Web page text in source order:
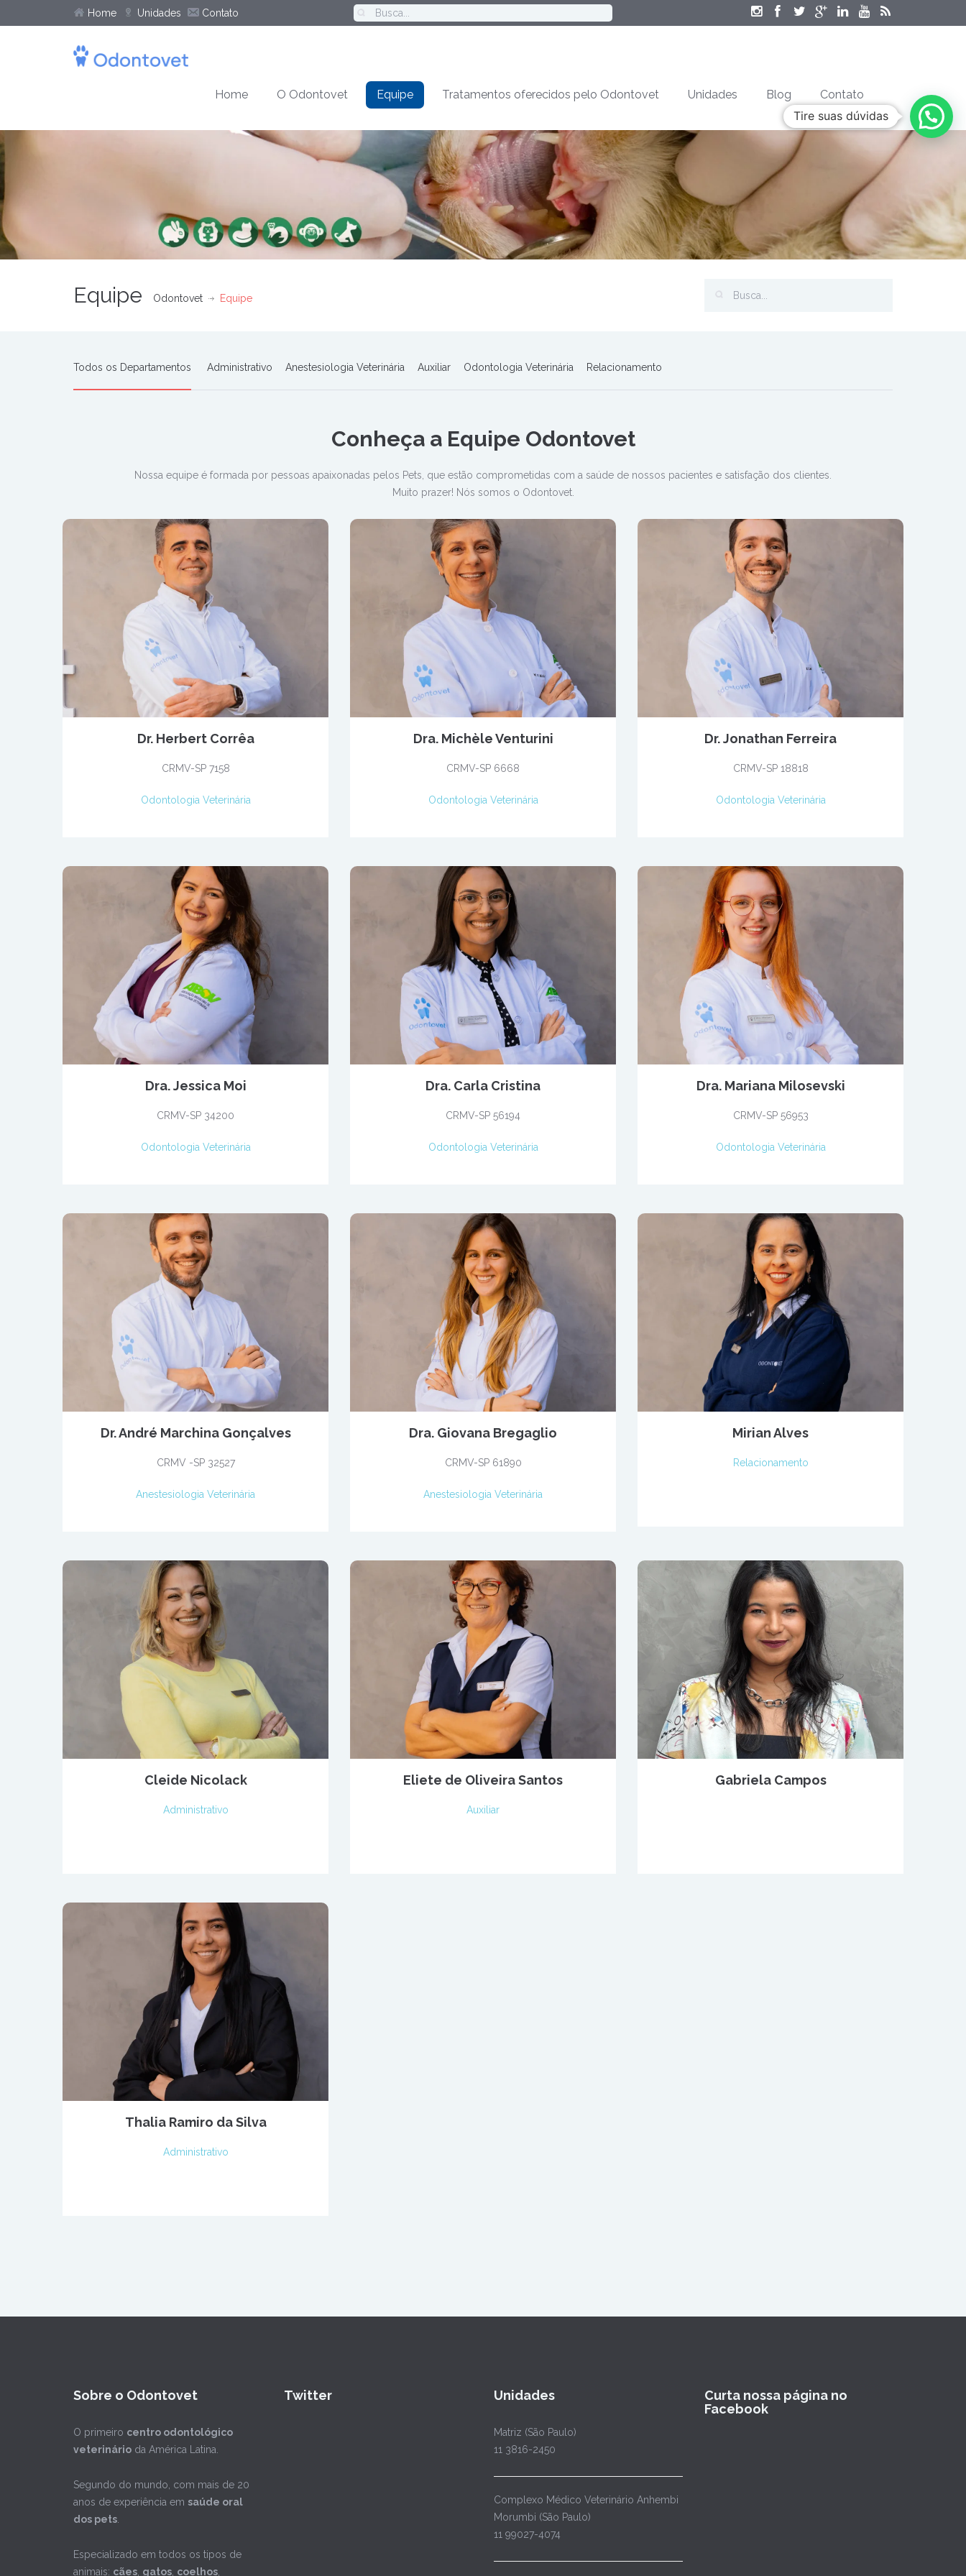
Home Unidades Contato
Home O Odontovet Equipe Tratamentos oferecidos pelo Odontovet Unidades Blog Contato
Equipe Odontovet Equipe
Todos os Departamentos Administrativo Anestesiologia Veterinária Auxiliar Odontologia Veterinária Relacionamento
Conheça a Equipe Odontovet
Nossa equipe é formada por pessoas apaixonadas pelos Pets, que estão comprometidas com a saúde de nossos pacientes e satisfação dos clientes.
Muito prazer! Nós somos o Odontovet.
Dr. Herbert Corrêa
CRMV-SP 7158
Odontologia Veterinária
Dra. Michèle Venturini
CRMV-SP 6668
Odontologia Veterinária
Dr. Jonathan Ferreira
CRMV-SP 18818
Odontologia Veterinária
Dra. Jessica Moi
CRMV-SP 34200
Odontologia Veterinária
Dra. Carla Cristina
CRMV-SP 56194
Odontologia Veterinária
Dra. Mariana Milosevski
CRMV-SP 56953
Odontologia Veterinária
Dr. André Marchina Gonçalves
CRMV -SP 32527
Anestesiologia Veterinária
Dra. Giovana Bregaglio
CRMV-SP 61890
Anestesiologia Veterinária
Mirian Alves
Relacionamento
Cleide Nicolack
Administrativo
Eliete de Oliveira Santos
Auxiliar
Gabriela Campos
Thalia Ramiro da Silva
Administrativo
Tire suas dúvidas
Sobre o Odontovet
O primeiro centro odontológico
veterinário da América Latina.
Segundo do mundo, com mais de 20
anos de experiência em saúde oral
dos pets.
Especializado em todos os tipos de
animais: cães, gatos, coelhos,
Twitter Unidades
Matriz (São Paulo)
11 3816-2450
Complexo Médico Veterinário Anhembi
Morumbi (São Paulo)
11 99027-4074
Curta nossa página no
Facebook